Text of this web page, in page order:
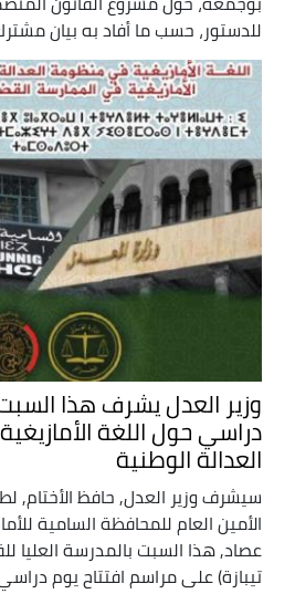
للدستور، حسب ما أفاد به بيان مشترك
وزير العدل يشرف هذا
دراسي حول اللغة
العدالة الوطنية
سيشرف وزير العدل, حافظ الأختام,
الأمين العام للمحافظة السامية
عصاد, هذا السبت بالمدرسة العليا
تيبازة) على مراسم افتتاح يوم دراسي